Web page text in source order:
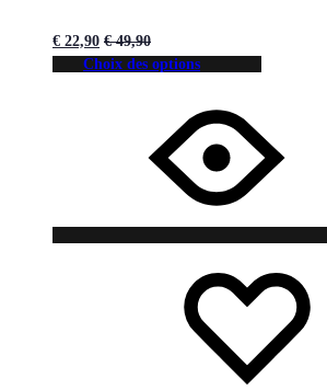
€ 22,90 €49,90
Choix des options